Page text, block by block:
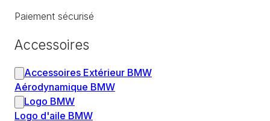
Paiement sécurisé
Accessoires
Accessoires Extérieur BMW
Aérodynamique BMW
Logo BMW
Logo d'aile BMW